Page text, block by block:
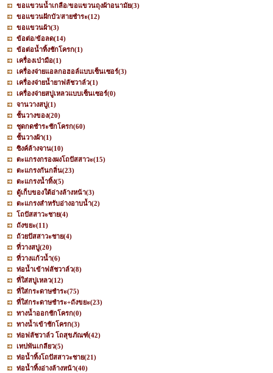
ขอแขวนน้ำเกลือ/ขอแขวนถุงผ้าอนามัย(3)
ขอแขวนฝักบัว/สายชำระ(12)
ขอแขวนผ้า(3)
ข้อต่อ/ข้อลด(14)
ข้อต่อน้ำทิ้งชักโครก(1)
เครื่องเป่ามือ(1)
เครื่องจ่ายแอลกอฮอล์แบบเซ็นเซอร์(3)
เครื่องจ่ายน้ำยาฟลัชวาล์ว(1)
เครื่องจ่ายสบู่เหลวแบบเซ็นเซอร์(0)
จานวางสบู่(1)
ชั้นวางของ(20)
ชุดกดชำระชักโครก(60)
ชั้นวางผ้า(1)
ซิงค์ล้างจาน(10)
ตะแกรงกรองผงโถปัสสาวะ(15)
ตะแกรงกันกลิ่น(23)
ตะแกรงน้ำทิ้ง(5)
ตู้เก็บของใต้อ่างล้างหน้า(3)
ตะแกรงสำหรับอ่างอาบน้ำ(2)
โถปัสสาวะชาย(4)
ถังขยะ(11)
ถ้วยปัสสาวะชาย(4)
ที่วางสบู่(20)
ที่วางแก้วน้ำ(6)
ท่อน้ำเข้าฟลัชวาล์ว(8)
ที่ใส่สบู่เหลว(12)
ที่ใส่กระดาษชำระ(75)
ที่ใส่กระดาษชำระ+ถังขยะ(23)
ทางน้ำออกชักโครก(0)
ทางน้ำเข้าชักโครก(3)
ท่อฟลัชวาล์ว โถสุขภัณฑ์(42)
เทปพันเกลียว(5)
ท่อน้ำทิ้งโถปัสสาวะชาย(21)
ท่อน้ำทิ้งอ่างล้างหน้า(40)